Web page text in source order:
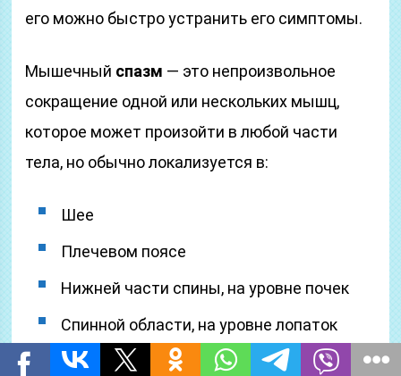
его можно быстро устранить его симптомы.
Мышечный спазм — это непроизвольное
сокращение одной или нескольких мышц,
которое может произойти в любой части
тела, но обычно локализуется в:
Шее
Плечевом поясе
Нижней части спины, на уровне почек
Спинной области, на уровне лопаток